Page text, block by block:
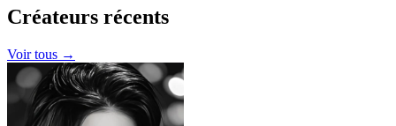
Créateurs récents
Voir tous →